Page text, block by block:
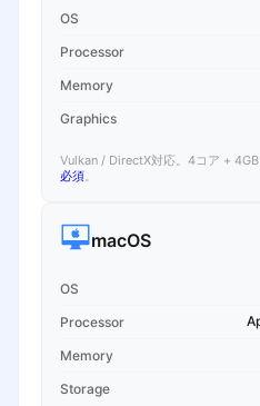
OS
Processor
Memory
Graphics
Vulkan / DirectX対応。4コア + 4GB
必須。
macOS
OS
Processor
Memory
Storage